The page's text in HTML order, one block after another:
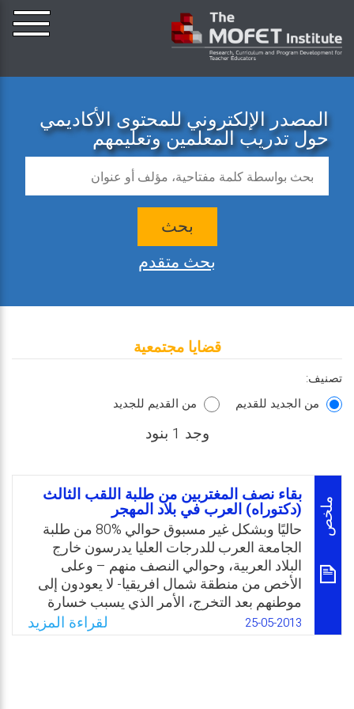
المصدر الإلكتروني للمحتوى الأكاديمي
حول تدريب المعلمين وتعليمهم
بحث
بحث متقدم
قضايا مجتمعية
تصنيف:
من الجديد للقديم
من القديم للجديد
وجد 1 بنود
ملخص
بقاء نصف المغتربين من طلبة اللقب الثالث
(دكتوراه) العرب في بلاد المهجر
حاليًا وبشكل غير مسبوق حوالي %80 من طلبة
الجامعة العرب للدرجات العليا يدرسون خارج
البلاد العربية، وحوالي النصف منهم – وعلى
الأخص من منطقة شمال افريقيا- لا يعودون إلى
موطنهم بعد التخرج، الأمر الذي يسبب خسارة
مادية كبيرة. لحل المشكلة يقترح الكاتب عدة
حلول ومنها: تحويل الموارد، تزويد ألأمم الأفريقية
25-05-2013 لقراءة المزيد